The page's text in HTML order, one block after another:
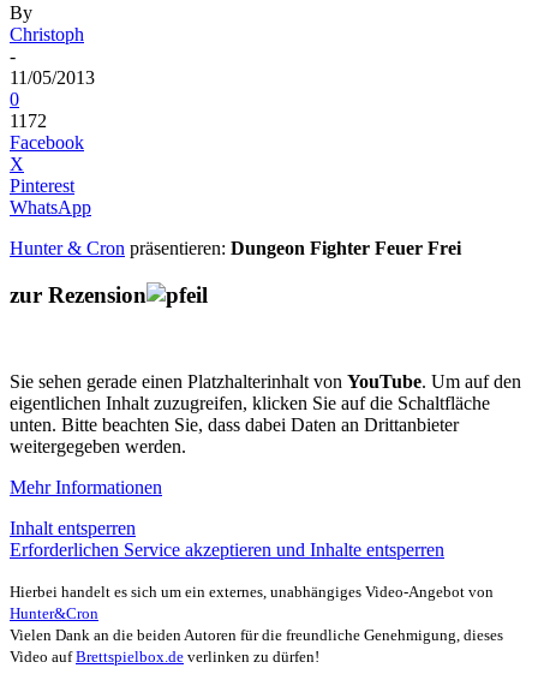
By
Christoph
-
11/05/2013
0
1172
Facebook
X
Pinterest
WhatsApp
Hunter & Cron präsentieren: Dungeon Fighter Feuer Frei
zur Rezension
Sie sehen gerade einen Platzhalterinhalt von YouTube. Um auf den
eigentlichen Inhalt zuzugreifen, klicken Sie auf die Schaltfläche
unten. Bitte beachten Sie, dass dabei Daten an Drittanbieter
weitergegeben werden.
Mehr Informationen
Inhalt entsperren
Erforderlichen Service akzeptieren und Inhalte entsperren
Hierbei handelt es sich um ein externes, unabhängiges Video-Angebot von
Hunter&Cron
Vielen Dank an die beiden Autoren für die freundliche Genehmigung, dieses
Video aufBrettspielbox.de verlinken zu dürfen!